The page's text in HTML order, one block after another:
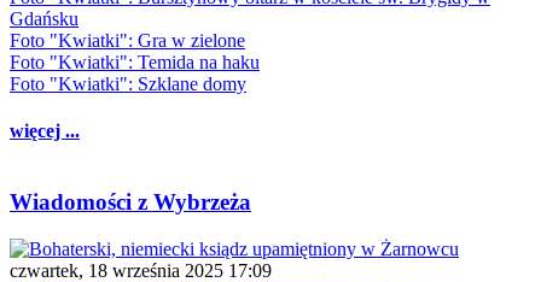
Gdańsku
Foto "Kwiatki": Gra w zielone
Foto "Kwiatki": Temida na haku
Foto "Kwiatki": Szklane domy
więcej ...
Wiadomości z Wybrzeża
czwartek, 18 września 2025 17:09